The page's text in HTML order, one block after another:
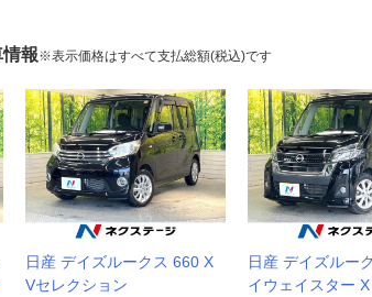
報※表示価格はすべて支払総額(税込)です
日産 デイズルークス 660 X
Vセレクション
日産 デイズルー
イウェイスター